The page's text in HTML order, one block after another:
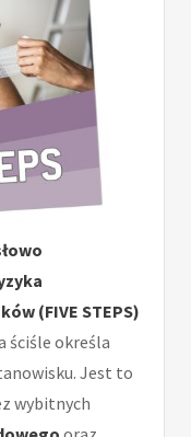
(FIVE STEPS)
ściśle określa
Jest to
wybitnych